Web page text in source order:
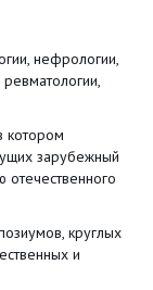
нефрологии,
котором
зарубежный
круглых
и